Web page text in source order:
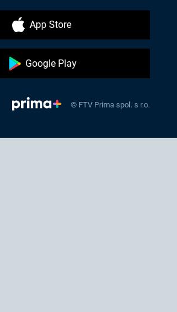
App Store
Google Play
© FTV Prima spol. s r.o.